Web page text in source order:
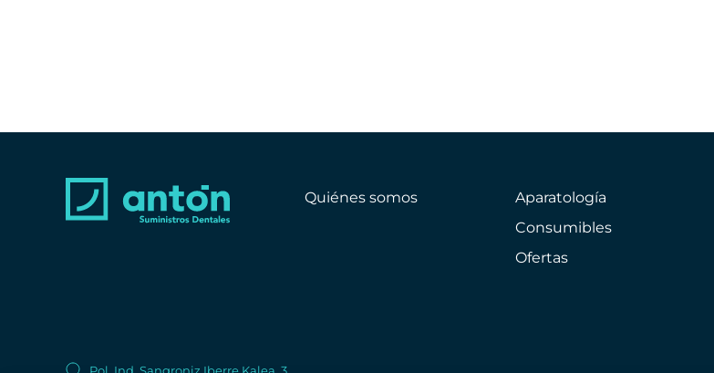
Quiénes somos
Aparatología
Consumibles
Ofertas